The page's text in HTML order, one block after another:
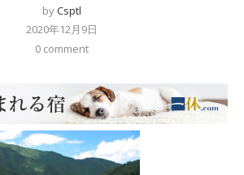
byCsptl
2020年12月9日
0 comment